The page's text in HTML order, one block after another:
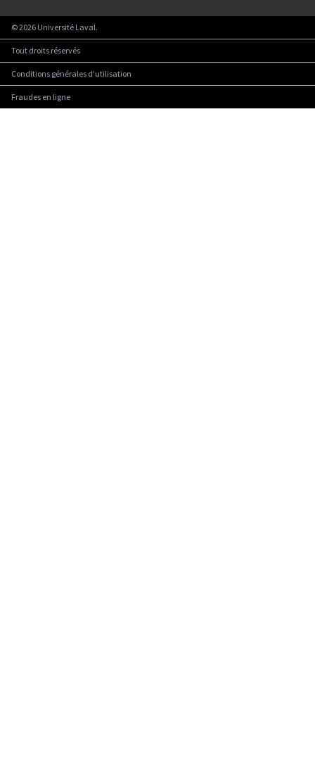
©2026 Université Laval.
Tout droits réservés
Conditions générales d'utilisation
Fraudes en ligne